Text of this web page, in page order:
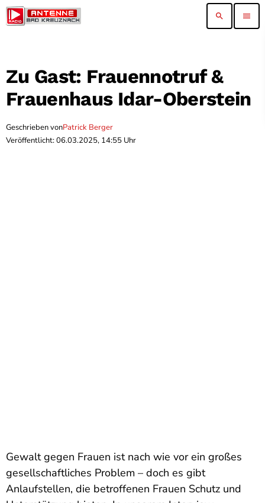
search menu
Zu Gast: Frauennotruf &
Frauenhaus Idar-Oberstein
Geschrieben vonPatrick Berger
Veröffentlicht: 06.03.2025, 14:55 Uhr
Gewalt gegen Frauen ist nach wie vor ein großes
gesellschaftliches Problem – doch es gibt
Anlaufstellen, die betroffenen Frauen Schutz und